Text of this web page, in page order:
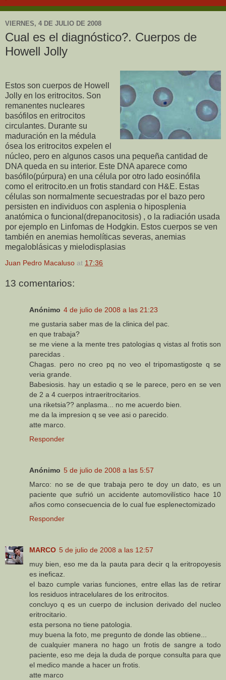
VIERNES, 4 DE JULIO DE 2008
Cual es el diagnóstico?. Cuerpos de
Howell Jolly
Estos son cuerpos de Howell
Jolly en los eritrocitos. Son
remanentes nucleares
basófilos en eritrocitos
circulantes. Durante su
maduración en la médula
ósea los eritrocitos expelen el
núcleo, pero en algunos casos una pequeña cantidad de
DNA queda en su interior. Este DNA aparece como
basófilo(púrpura) en una célula por otro lado eosinófila
como el eritrocito.en un frotis standard con H&E. Estas
células son normalmente secuestradas por el bazo pero
persisten en individuos con asplenia o hiposplenia
anatómica o funcional(drepanocitosis) , o la radiación usada
por ejemplo en Linfomas de Hodgkin. Estos cuerpos se ven
también en anemias hemolíticas severas, anemias
megaloblásicas y mielodisplasias
Juan Pedro Macaluso at 17:36
13 comentarios:
Anónimo 4 de julio de 2008 a las 21:23
me gustaria saber mas de la clinica del pac.
en que trabaja?
se me viene a la mente tres patologias q vistas al frotis son
parecidas .
Chagas. pero no creo pq no veo el tripomastigoste q se
veria grande.
Babesiosis. hay un estadio q se le parece, pero en se ven
de 2 a 4 cuerpos intraeritrocitarios.
una riketsia?? anplasma... no me acuerdo bien.
me da la impresion q se vee asi o parecido.
atte marco.
Responder
Anónimo 5 de julio de 2008 a las 5:57
Marco: no se de que trabaja pero te doy un dato, es un
paciente que sufrió un accidente automovilístico hace 10
años como consecuencia de lo cual fue esplenectomizado
Responder
MARCO 5 de julio de 2008 a las 12:57
muy bien, eso me da la pauta para decir q la eritropoyesis
es ineficaz.
el bazo cumple varias funciones, entre ellas las de retirar
los residuos intracelulares de los eritrocitos.
concluyo q es un cuerpo de inclusion derivado del nucleo
eritrocitario.
esta persona no tiene patologia.
muy buena la foto, me pregunto de donde las obtiene...
de cualquier manera no hago un frotis de sangre a todo
paciente, eso me deja la duda de porque consulta para que
el medico mande a hacer un frotis.
atte marco